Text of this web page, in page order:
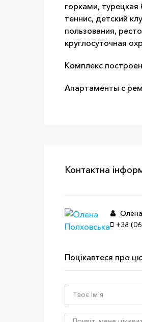
горками,
теннис, детский
пользования,
круглосуточная
Комплекс
Апартаменты с
Контактна
+38
Поцікавтеся про